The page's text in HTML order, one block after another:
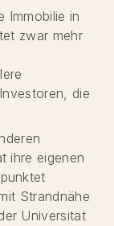
Immobilie in
zwar mehr
die
ihre eigenen
Strandnähe
Universität